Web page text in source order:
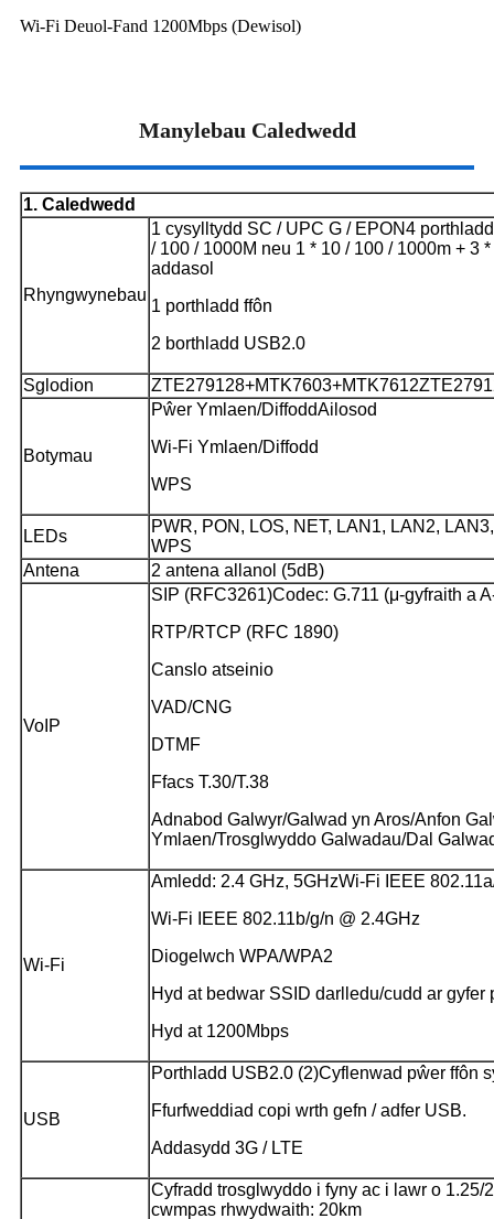
Wi-Fi Deuol-Fand 1200Mbps (Dewisol)
Manylebau Caledwedd
1. Caledwedd
Rhyngwynebau
1 cysylltydd SC / UPC G / EPON4
/ 100 / 1000M neu 1 * 10 / 100 / 1000m + 3
addasol
1 porthladd ffôn
2 borthladd USB2.0
Sglodion ZTE279128+MTK7603+MTK7612
Botymau
Pŵer Ymlaen/DiffoddAilosod
Wi-Fi Ymlaen/Diffodd
WPS
LEDs
PWR, PON, LOS, NET, LAN1, LAN2,
WPS
Antena
2 antena allanol (5dB)
VoIP
SIP (RFC3261)Codec: G.711 (μ-gyfraith a
RTP/RTCP (RFC 1890)
Canslo atseinio
VAD/CNG
DTMF
Ffacs T.30/T.38
Adnabod Galwyr/Galwad yn Aros/Anfon
Ymlaen/Trosglwyddo Galwadau/Dal
Wi-Fi
Amledd: 2.4 GHz, 5GHzWi-Fi IEEE
Wi-Fi IEEE 802.11b/g/n @ 2.4GHz
Diogelwch WPA/WPA2
Hyd at bedwar SSID darlledu/cudd ar gyfer
Hyd at 1200Mbps
USB
Porthladd USB2.0 (2)Cyflenwad pŵer ffôn
Ffurfweddiad copi wrth gefn / adfer USB.
Addasydd 3G / LTE
Cyfradd trosglwyddo i fyny ac i lawr o 1.25/
cwmpas rhwydwaith: 20km